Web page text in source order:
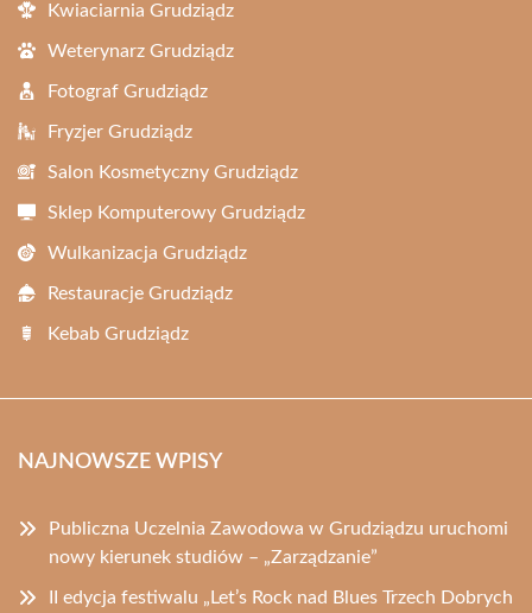
Kwiaciarnia Grudziądz
Weterynarz Grudziądz
Fotograf Grudziądz
Fryzjer Grudziądz
Salon Kosmetyczny Grudziądz
Sklep Komputerowy Grudziądz
Wulkanizacja Grudziądz
Restauracje Grudziądz
Kebab Grudziądz
NAJNOWSZE WPISY
Publiczna Uczelnia Zawodowa w Grudziądzu uruchomi
nowy kierunek studiów – „Zarządzanie”
II edycja festiwalu „Let’s Rock nad Blues Trzech Dobrych